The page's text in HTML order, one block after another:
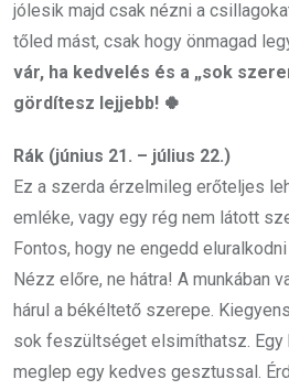
jólesik majd csak nézni a
tőled mást, csak hogy önmagad
vár, ha kedvelés és a „sok
gördítesz lejjebb! 🍀
Rák (június 21. – július 22.)
Ez a szerda érzelmileg erőteljes
emléke, vagy egy rég nem látott
Fontos, hogy ne engedd
Nézz előre, ne hátra! A munkában
hárul a békéltető szerepe.
sok feszültséget elsimíthatsz.
meglep egy kedves gesztussal.